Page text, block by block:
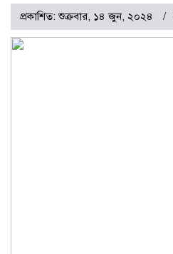
প্রকাশিত: শুক্রবার, ১৪ জুন, ২০২৪